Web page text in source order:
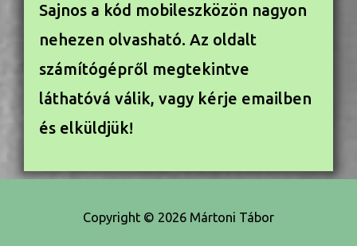
Sajnos a kód mobileszközön nagyon
nehezen olvasható. Az oldalt
számítógépről megtekintve
láthatóvá válik, vagy kérje emailben
és elküldjük!
Copyright © 2026 Mártoni Tábor